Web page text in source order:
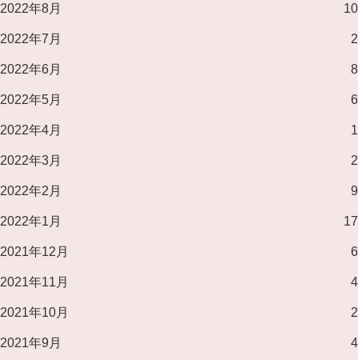
2022年8月 10
2022年7月 2
2022年6月 8
2022年5月 6
2022年4月 1
2022年3月 2
2022年2月 9
2022年1月 17
2021年12月 6
2021年11月 4
2021年10月 2
2021年9月 4